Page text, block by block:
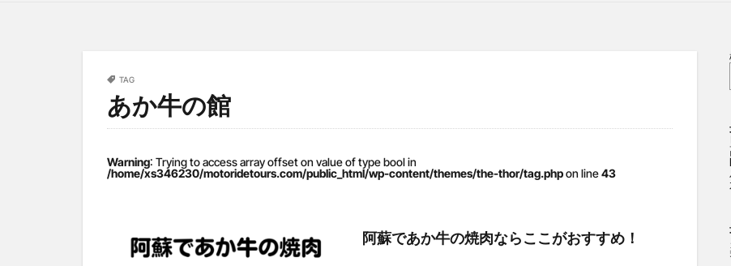
TAG
あか牛の館
Warning: Trying to access array offset on value of type bool in
/home/xs346230/motoridetours.com/public_html/wp-content/themes/the-thor/tag.phpon line43
阿蘇であか牛の焼肉ならここがおすすめ！